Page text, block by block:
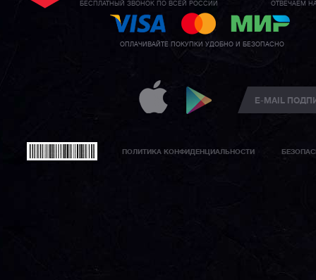
БЕСПЛАТНЫЙ ЗВОНОК ПО ВСЕЙ РОССИИ ОТВЕЧАЕМ
ОПЛАЧИВАЙТЕ ПОКУПКИ УДОБНО И БЕЗОПАСНО
ПОЛИТИКА КОНФИДЕНЦИАЛЬНОСТИ